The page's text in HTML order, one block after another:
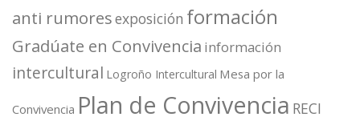
anti rumoresexposición formación
Gradúate en Convivencia información
intercultural Logroño Intercultural Mesa por la
Convivencia Plan de Convivencia RECI